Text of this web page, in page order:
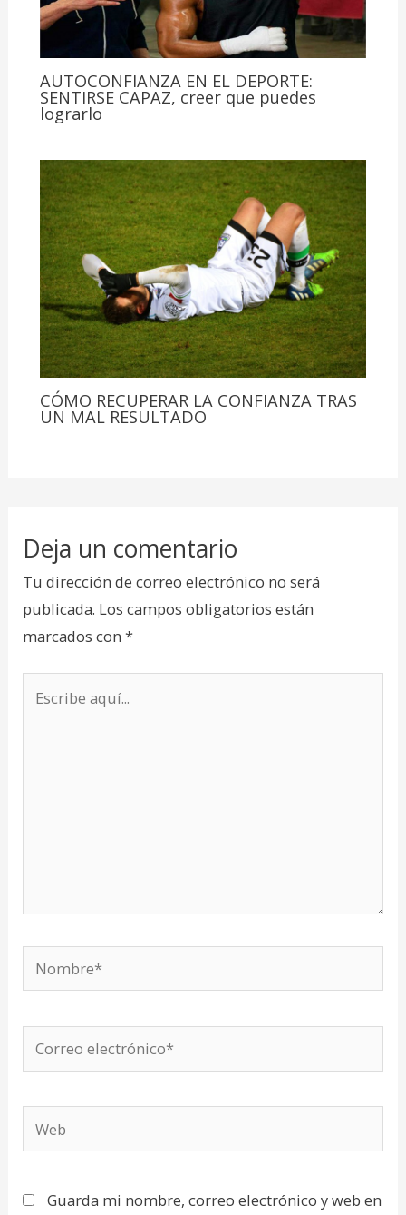
AUTOCONFIANZA EN EL DEPORTE:
SENTIRSE CAPAZ, creer que puedes
lograrlo
CÓMO RECUPERAR LA CONFIANZA TRAS
UN MAL RESULTADO
Deja un comentario
Tu dirección de correo electrónico no será
publicada. Los campos obligatorios están
marcados con*
Nombre*
Correo
electrónico*
Guarda mi nombre, correo electrónico y web en